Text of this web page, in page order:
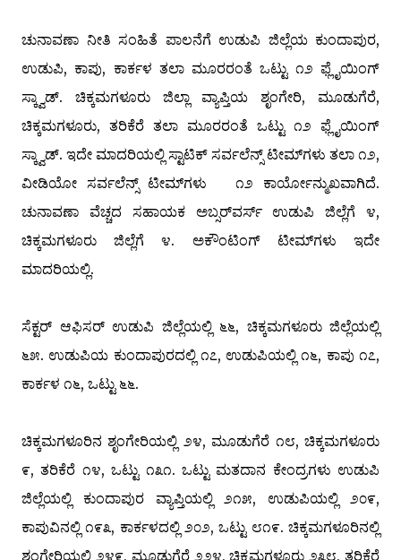
ಚುನಾವಣಾ ನೀತಿ ಸಂಹಿತೆ ಪಾಲನೆಗೆ ಉಡುಪಿ ಜಿಲ್ಲೆಯ ಕುಂದಾಪುರ,
ಉಡುಪಿ, ಕಾಪು, ಕಾರ್ಕಳ ತಲಾ ಮೂರರಂತೆ ಒಟ್ಟು ೧೨ ಫ್ಲೈಯಿಂಗ್
ಸ್ಕ್ವಾಡ್. ಚಿಕ್ಕಮಗಳೂರು ಜಿಲ್ಲಾ ವ್ಯಾಪ್ತಿಯ ಶೃಂಗೇರಿ, ಮೂಡುಗೆರೆ,
ಚಿಕ್ಕಮಗಳೂರು, ತರಿಕೆರೆ ತಲಾ ಮೂರರಂತೆ ಒಟ್ಟು ೧೨ ಫ್ಲೈಯಿಂಗ್
ಸ್ಕ್ವಾಡ್. ಇದೇ ಮಾದರಿಯಲ್ಲಿ ಸ್ಟಾಟಿಕ್ ಸರ್ವಲೆನ್ಸ್ ಟೀಮ್‌ಗಳು ತಲಾ ೧೨,
ವೀಡಿಯೋ ಸರ್ವಲೆನ್ಸ್ ಟೀಮ್‌ಗಳು ೧೨ ಕಾರ್ಯೋನ್ಮುಖವಾಗಿದೆ.
ಚುನಾವಣಾ ವೆಚ್ಚದ ಸಹಾಯಕ ಅಬ್ಸರ್‌ವರ್ಸ್ ಉಡುಪಿ ಜಿಲ್ಲೆಗೆ ೪,
ಚಿಕ್ಕಮಗಳೂರು ಜಿಲ್ಲೆಗೆ ೪. ಅಕೌಂಟಿಂಗ್ ಟೀಮ್‌ಗಳು ಇದೇ
ಮಾದರಿಯಲ್ಲಿ.
ಸೆಕ್ಟರ್ ಆಫಿಸರ್‍ ಉಡುಪಿ ಜಿಲ್ಲೆಯಲ್ಲಿ ೬೬, ಚಿಕ್ಕಮಗಳೂರು ಜಿಲ್ಲೆಯಲ್ಲಿ
೬೫. ಉಡುಪಿಯ ಕುಂದಾಪುರದಲ್ಲಿ ೧೭, ಉಡುಪಿಯಲ್ಲಿ ೧೬, ಕಾಪು ೧೭,
ಕಾರ್ಕಳ ೧೬, ಒಟ್ಟು ೬೬.
ಚಿಕ್ಕಮಗಳೂರಿನ ಶೃಂಗೇರಿಯಲ್ಲಿ ೨೪, ಮೂಡುಗೆರೆ ೧೮, ಚಿಕ್ಕಮಗಳೂರು
೯, ತರಿಕೆರೆ ೧೪, ಒಟ್ಟು ೧೩೧. ಒಟ್ಟು ಮತದಾನ ಕೇಂದ್ರಗಳು ಉಡುಪಿ
ಜಿಲ್ಲೆಯಲ್ಲಿ ಕುಂದಾಪುರ ವ್ಯಾಪ್ತಿಯಲ್ಲಿ ೨೧೫, ಉಡುಪಿಯಲ್ಲಿ ೨೦೯,
ಕಾಪುವಿನಲ್ಲಿ ೧೯೩, ಕಾರ್ಕಳದಲ್ಲಿ ೨೦೨, ಒಟ್ಟು ೮೧೯. ಚಿಕ್ಕಮಗಳೂರಿನಲ್ಲಿ
ಶೃಂಗೇರಿಯಲ್ಲಿ ೨೪೯, ಮೂಡುಗೆರೆ ೨೨೪, ಚಿಕ್ಕಮಗಳೂರು ೨೩೮, ತರಿಕೆರೆ